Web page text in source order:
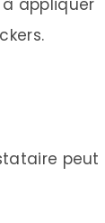
peut